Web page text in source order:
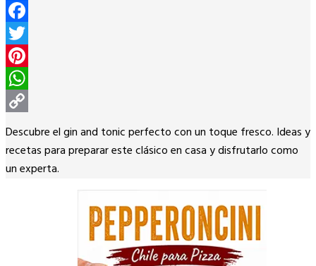
Facebook
Twitter
Pinterest
WhatsApp
Copy
Link
Descubre el gin and tonic perfecto con un toque fresco. Ideas y
recetas para preparar este clásico en casa y disfrutarlo como
un experta.